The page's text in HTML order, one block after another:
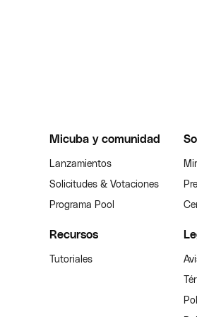
Micuba y comunidad
Lanzamientos
Solicitudes & Votaciones
Programa Pool
Recursos
Tutoriales